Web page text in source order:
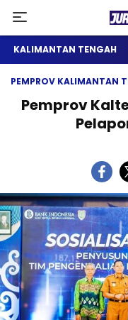
Satu
KALIMANTAN TENGAH
PEMPROV KALIMANTAN
Pemprov